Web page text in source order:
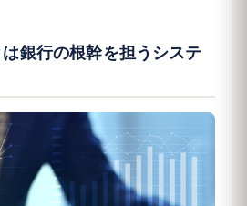
銀行の根幹を担うシステ